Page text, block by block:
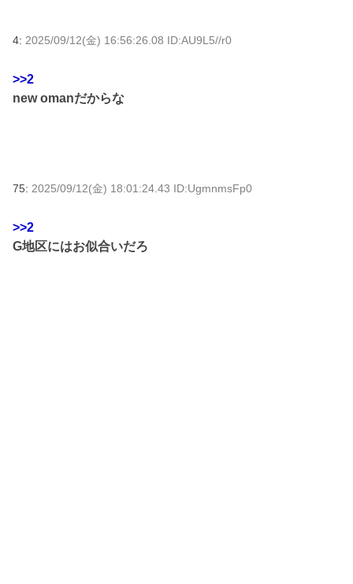
4: 2025/09/12(金) 16:56:26.08 ID:AU9L5//r0
>>2
new omanだからな
75: 2025/09/12(金) 18:01:24.43 ID:UgmnmsFp0
>>2
G地区にはお似合いだろ